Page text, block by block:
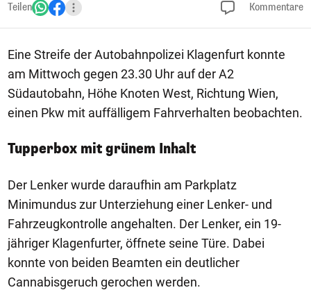
Teilen Kommentare
Eine Streife der Autobahnpolizei Klagenfurt konnte
am Mittwoch gegen 23.30 Uhr auf der A2
Südautobahn, Höhe Knoten West, Richtung Wien,
einen Pkw mit auffälligem Fahrverhalten beobachten.
Tupperbox mit grünem Inhalt
Der Lenker wurde daraufhin am Parkplatz
Minimundus zur Unterziehung einer Lenker- und
Fahrzeugkontrolle angehalten. Der Lenker, ein 19-
jähriger Klagenfurter, öffnete seine Türe. Dabei
konnte von beiden Beamten ein deutlicher
Cannabisgeruch gerochen werden.